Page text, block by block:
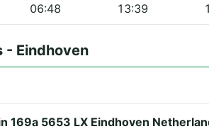
06:48 13:39
Eindhoven
169a 5653 LX Eindhoven